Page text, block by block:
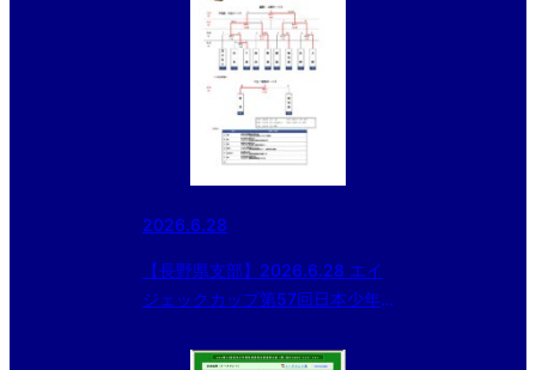
2026.6.28
【長野県支部】2026.6.28 エイ
ジェックカップ第57回日本少年